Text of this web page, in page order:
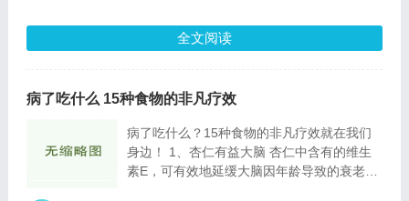
全文阅读
病了吃什么 15种食物的非凡疗效
病了吃什么？15种食物的非凡疗效就在我们
身边！ 1、杏仁有益大脑 杏仁中含有的维生
素E，可有效地延缓大脑因年龄导致的衰老问